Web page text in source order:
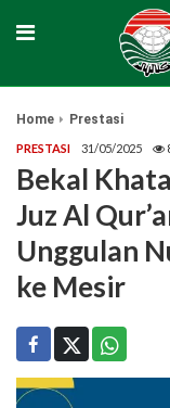
Home Prestasi
PRESTASI 31/05/2025
Bekal
Juz Al
Unggulan
ke Mesir